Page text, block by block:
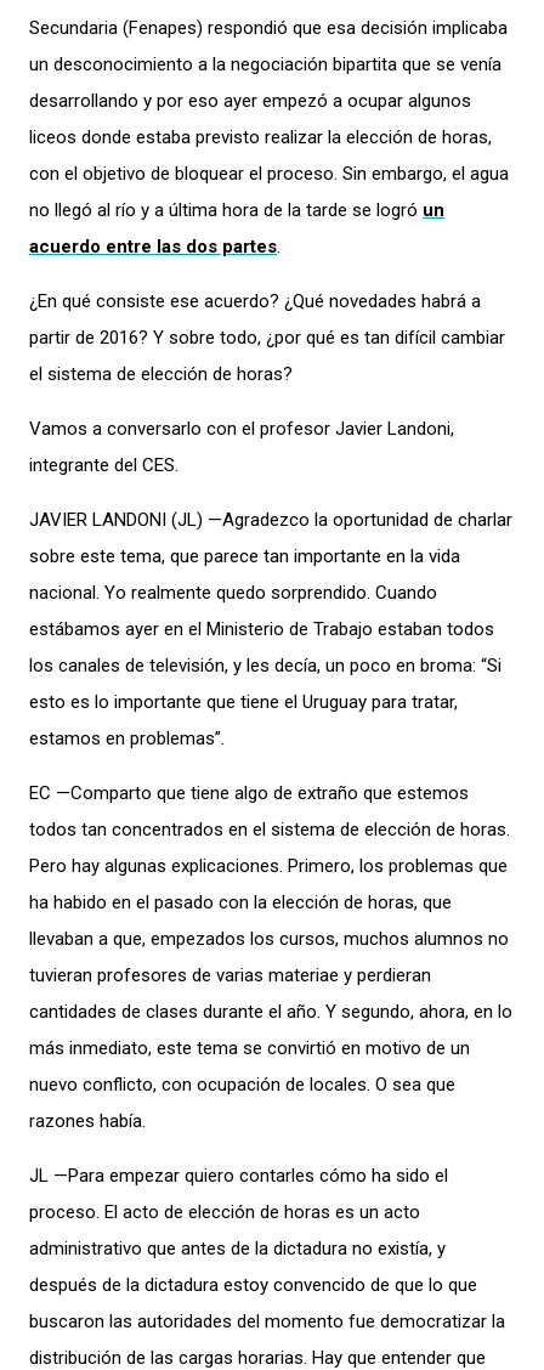
Secundaria (Fenapes) respondió que esa decisión implicaba
un desconocimiento a la negociación bipartita que se venía
desarrollando y por eso ayer empezó a ocupar algunos
liceos donde estaba previsto realizar la elección de horas,
con el objetivo de bloquear el proceso. Sin embargo, el agua
no llegó al río y a última hora de la tarde se logró un
acuerdo entre las dos partes.
¿En qué consiste ese acuerdo? ¿Qué novedades habrá a
partir de 2016? Y sobre todo, ¿por qué es tan difícil cambiar
el sistema de elección de horas?
Vamos a conversarlo con el profesor Javier Landoni,
integrante del CES.
JAVIER LANDONI (JL) —Agradezco la oportunidad de charlar
sobre este tema, que parece tan importante en la vida
nacional. Yo realmente quedo sorprendido. Cuando
estábamos ayer en el Ministerio de Trabajo estaban todos
los canales de televisión, y les decía, un poco en broma: “Si
esto es lo importante que tiene el Uruguay para tratar,
estamos en problemas”.
EC —Comparto que tiene algo de extraño que estemos
todos tan concentrados en el sistema de elección de horas.
Pero hay algunas explicaciones. Primero, los problemas que
ha habido en el pasado con la elección de horas, que
llevaban a que, empezados los cursos, muchos alumnos no
tuvieran profesores de varias materiae y perdieran
cantidades de clases durante el año. Y segundo, ahora, en lo
más inmediato, este tema se convirtió en motivo de un
nuevo conflicto, con ocupación de locales. O sea que
razones había.
JL —Para empezar quiero contarles cómo ha sido el
proceso. El acto de elección de horas es un acto
administrativo que antes de la dictadura no existía, y
después de la dictadura estoy convencido de que lo que
buscaron las autoridades del momento fue democratizar la
distribución de las cargas horarias. Hay que entender que